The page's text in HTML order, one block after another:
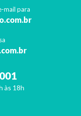
mail para
às 18h